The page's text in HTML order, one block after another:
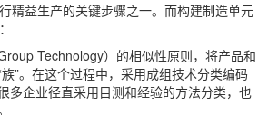
精益生产的关键步骤之一。而构建制造单元
Technology）的相似性原则，将产品和
”。在这个过程中，采用成组技术分类编码
多企业径直采用目测和经验的方法分类，也